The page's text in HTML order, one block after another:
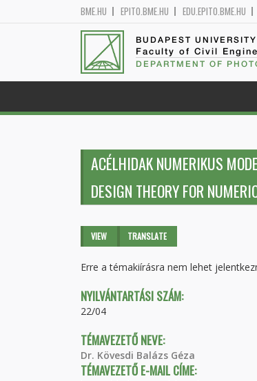
BME.HU EPITO.BME.HU EDU.EPITO.BME.HU
BUDAPEST
Faculty of Civil
DEPARTMENT OF
ACÉLHIDAK NUMERIKUS
DESIGN THEORY FOR
Primary tabs
VIEW (ACTIVETRANSLATE
Erre a témakiírásra nem lehet
NYILVÁNTARTÁSI SZÁM:
22/04
TÉMAVEZETŐ NEVE:
Dr. Kövesdi Balázs Géza
TÉMAVEZETŐ E-MAIL CÍME: